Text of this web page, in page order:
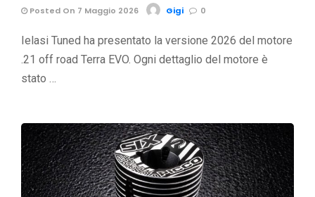
Posted On 7 Maggio 2026 Gigi 0
Ielasi Tuned ha presentato la versione 2026 del motore
.21 off road Terra EVO. Ogni dettaglio del motore è
stato …